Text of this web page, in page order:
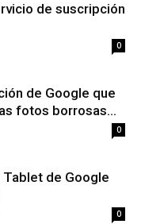
de suscripción
0
de Google que
fotos borrosas...
0
Tablet de Google
0